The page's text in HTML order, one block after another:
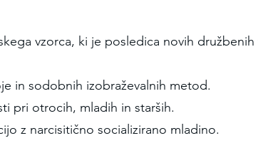
vzorca, ki je posledica novih
in sodobnih izobraževalnih metod.
pri otrocih, mladih in starših.
z narcisitično socializirano mladino.